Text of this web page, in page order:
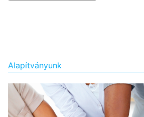
Alapítványunk